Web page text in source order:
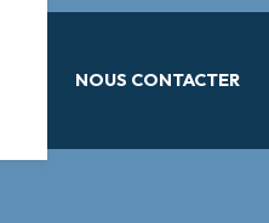
NOUS CONTACTER